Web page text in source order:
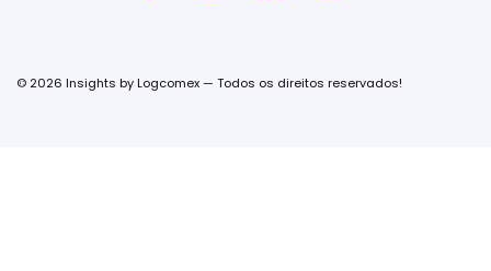
© 2026 Insights by Logcomex — Todos os direitos reservados!